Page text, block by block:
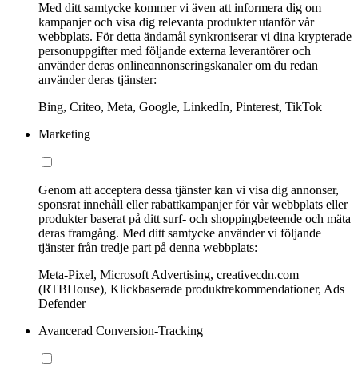
Med ditt samtycke kommer vi även att informera dig om
kampanjer och visa dig relevanta produkter utanför vår
webbplats. För detta ändamål synkroniserar vi dina krypterade
personuppgifter med följande externa leverantörer och
använder deras onlineannonseringskanaler om du redan
använder deras tjänster:
Bing, Criteo, Meta, Google, LinkedIn, Pinterest, TikTok
Marketing
Genom att acceptera dessa tjänster kan vi visa dig annonser,
sponsrat innehåll eller rabattkampanjer för vår webbplats eller
produkter baserat på ditt surf- och shoppingbeteende och mäta
deras framgång. Med ditt samtycke använder vi följande
tjänster från tredje part på denna webbplats:
Meta-Pixel, Microsoft Advertising, creativecdn.com
(RTBHouse), Klickbaserade produktrekommendationer, Ads
Defender
Avancerad Conversion-Tracking